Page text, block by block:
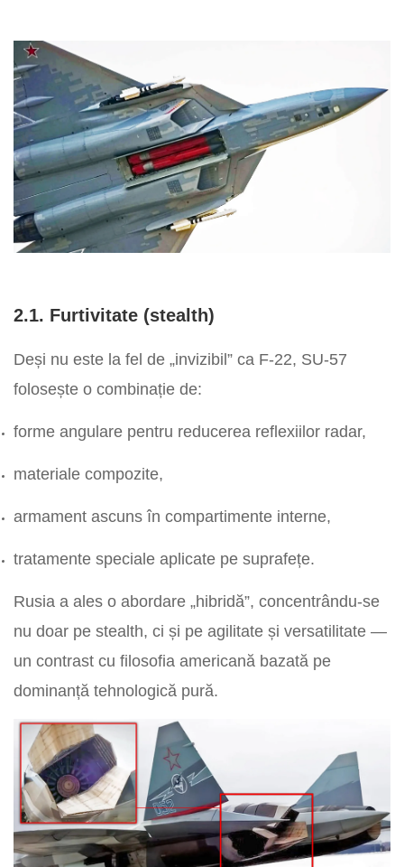
2.1. Furtivitate (stealth)
Deși nu este la fel de „invizibil” ca F-22, SU-57
folosește o combinație de:
forme angulare pentru reducerea reflexiilor radar,
materiale compozite,
armament ascuns în compartimente interne,
tratamente speciale aplicate pe suprafețe.
Rusia a ales o abordare „hibridă”, concentrându-se
nu doar pe stealth, ci și pe agilitate și versatilitate —
un contrast cu filosofia americană bazată pe
dominanță tehnologică pură.